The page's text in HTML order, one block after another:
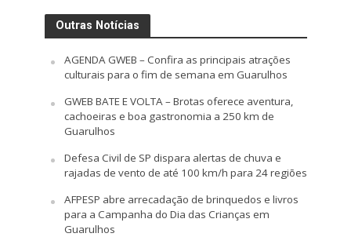
Outras Notícias
AGENDA GWEB – Confira as principais atrações
culturais para o fim de semana em Guarulhos
GWEB BATE E VOLTA – Brotas oferece aventura,
cachoeiras e boa gastronomia a 250 km de
Guarulhos
Defesa Civil de SP dispara alertas de chuva e
rajadas de vento de até 100 km/h para 24 regiões
AFPESP abre arrecadação de brinquedos e livros
para a Campanha do Dia das Crianças em
Guarulhos